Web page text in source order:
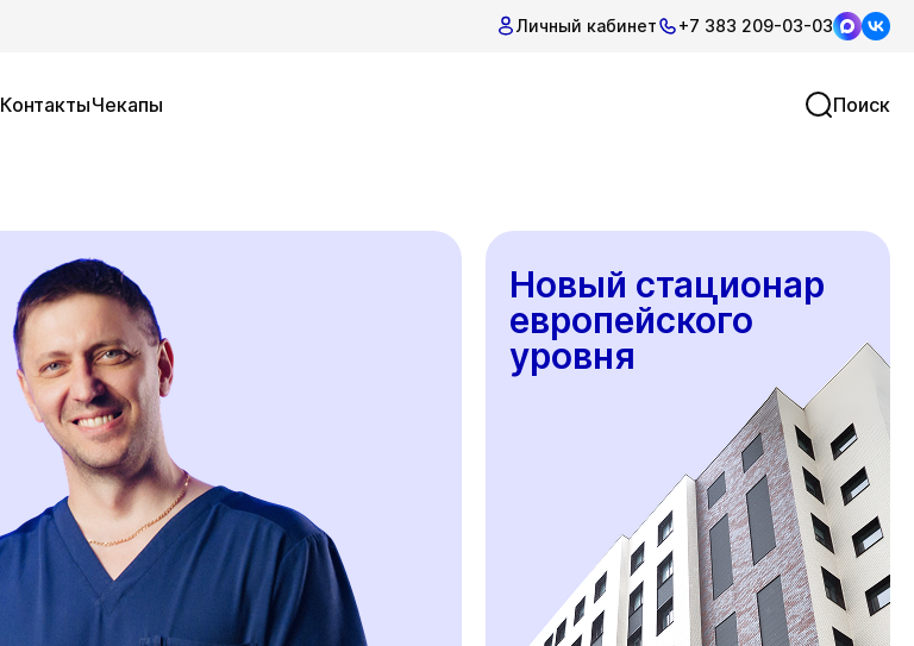
Личный кабинет +7 383 209-03-03
КонтактыЧекапы Поиск
Новый стационар
европейского
уровня